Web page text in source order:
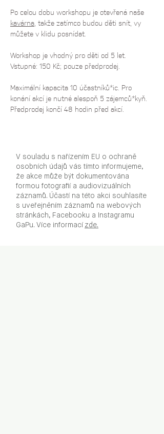
Po celou dobu workshopu je otevřená naše
kavárna, takže zatímco budou děti snít, vy
můžete v klidu posnídat.
Workshop je vhodný pro děti od 5 let.
Vstupné: 150 Kč; pouze předprodej.
Maximální kapacita 10 účastníků*ic. Pro
konání akcí je nutné alespoň 5 zájemců*kyň.
Předprodej končí 48 hodin před akcí.
V souladu s nařízením EU o ochraně
osobních údajů vás tímto informujeme,
že akce může být dokumentována
formou fotografií a audiovizuálních
záznamů. Účastí na této akci souhlasíte
s uveřejněním záznamů na webových
stránkách, Facebooku a Instagramu
GaPu. Více informací zde.